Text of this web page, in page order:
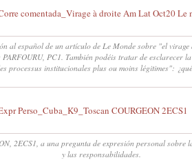
al español de un artículo de Le Monde sobre "el
PC1. También podéis tratar de esclarecer
processus institucionales plus ou moins légitimes":
Perso_Cuba_K9_Toscan COURGEON 2ECS1
2ECS1, a una pregunta de expresión personal sobre
y las responsabilidades.